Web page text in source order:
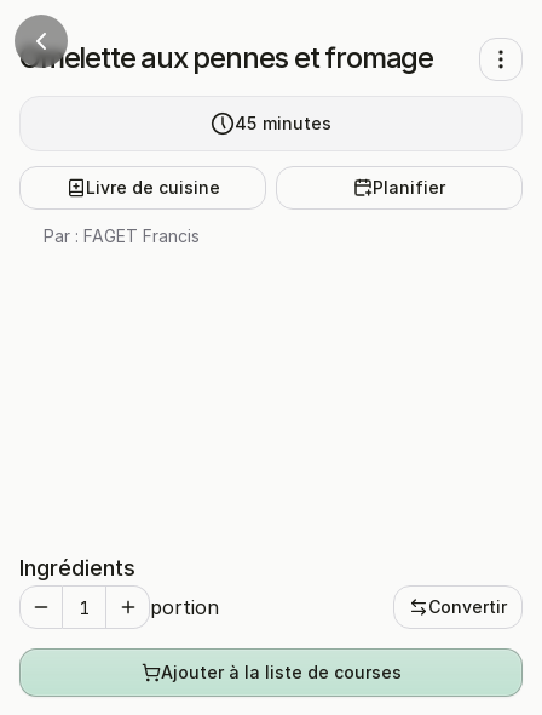
Omelette aux pennes et fromage
45 minutes
Livre de cuisine Planifier
Par : FAGET Francis
Ingrédients
portion Convertir
Ajouter à la liste de courses